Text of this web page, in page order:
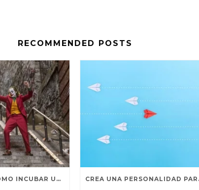
RECOMMENDED POSTS
EL JOKER, O CÓMO INCUBAR UNA GRAN MARCA CREA